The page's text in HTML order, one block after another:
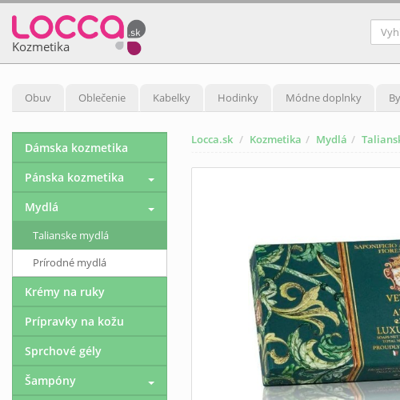
Kozmetika
Obuv Oblečenie Kabelky Hodinky Módne doplnky
Locca.sk Kozmetika Mydlá
Dámska kozmetika
Pánska kozmetika
Mydlá
Talianske mydlá
Prírodné mydlá
Krémy na ruky
Prípravky na kožu
Sprchové gély
Šampóny